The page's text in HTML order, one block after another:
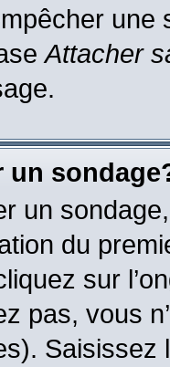
une
Attacher
un
un
du
sur
pas, vous
Saisissez